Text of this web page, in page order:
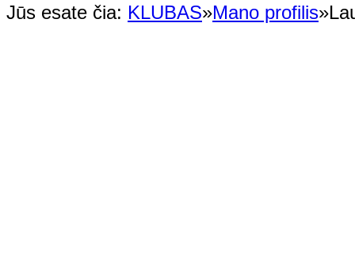
Jūs esate čia: KLUBAS»Mano profilis»